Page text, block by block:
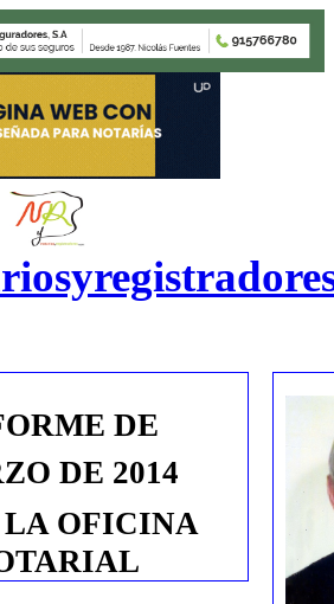
DE
DE 2014
LA OFICINA